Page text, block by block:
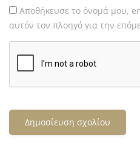
Αποθήκευσε το όνομά μου,
αυτόν τον πλοηγό για την